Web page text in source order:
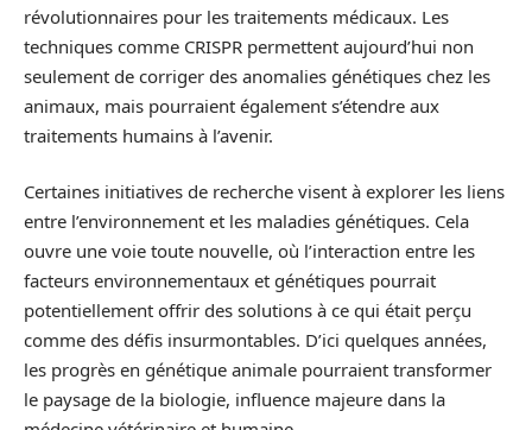
révolutionnaires pour les traitements médicaux. Les
techniques comme CRISPR permettent aujourd’hui non
seulement de corriger des anomalies génétiques chez les
animaux, mais pourraient également s’étendre aux
traitements humains à l’avenir.
Certaines initiatives de recherche visent à explorer les liens
entre l’environnement et les maladies génétiques. Cela
ouvre une voie toute nouvelle, où l’interaction entre les
facteurs environnementaux et génétiques pourrait
potentiellement offrir des solutions à ce qui était perçu
comme des défis insurmontables. D’ici quelques années,
les progrès en génétique animale pourraient transformer
le paysage de la biologie, influence majeure dans la